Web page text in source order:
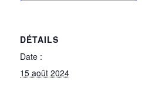
DÉTAILS
Date :
15 août 2024